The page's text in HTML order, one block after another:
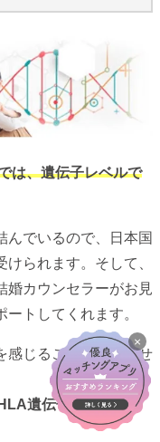
は、遺伝子レベルで
んでいるので、日本国
られます。そして、
婚カウンセラーがお見
トしてくれます。
感じることはありませ
HLA遺伝子」によるも
×